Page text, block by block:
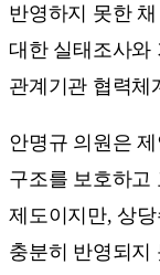
반영하지 못한
대한 실태조사와
관계기관 협력체
안명규 의원은
구조를 보호하고
제도이지만, 상
충분히 반영되지